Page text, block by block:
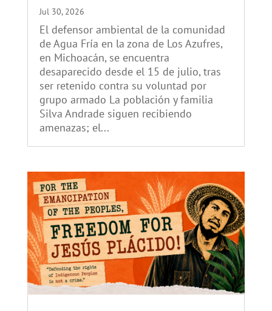
Jul 30, 2026
El defensor ambiental de la comunidad
de Agua Fría en la zona de Los Azufres,
en Michoacán, se encuentra
desaparecido desde el 15 de julio, tras
ser retenido contra su voluntad por
grupo armado La población y familia
Silva Andrade siguen recibiendo
amenazas; el...